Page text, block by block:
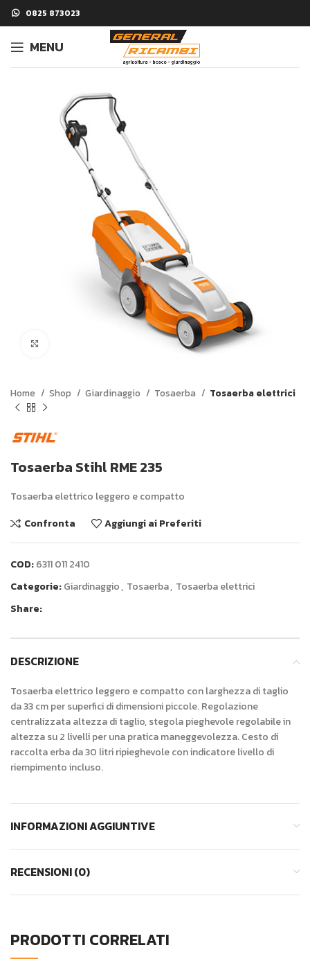
0825 873023
MENU
Home Shop Giardinaggio Tosaerba Tosaerba elettrici
Tosaerba Stihl RME 235
Tosaerba elettrico leggero e compatto
Confronta
Aggiungi ai Preferiti
COD:6311 011 2410
Categorie:Giardinaggio, Tosaerba, Tosaerba elettrici
Share:
DESCRIZIONE
Tosaerba elettrico leggero e compatto con larghezza di taglio
da 33 cm per superfici di dimensioni piccole. Regolazione
centralizzata altezza di taglio, stegola pieghevole regolabile in
altezza su 2 livelli per una pratica maneggevolezza. Cesto di
raccolta erba da 30 litri ripieghevole con indicatore livello di
riempimento incluso.
INFORMAZIONI AGGIUNTIVE
RECENSIONI (0)
PRODOTTI CORRELATI